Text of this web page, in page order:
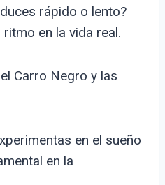
rápido o lento?
en la vida real.
Carro Negro y las
en el sueño
en la